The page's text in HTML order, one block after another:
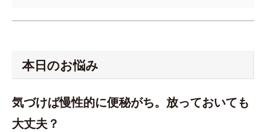
本日のお悩み
気づけば慢性的に便秘がち。放っておいても
大丈夫？